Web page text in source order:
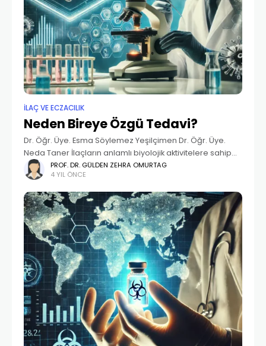
İLAÇ VE ECZACILIK
Neden Bireye Özgü Tedavi?
Dr. Öğr. Üye. Esma Söylemez Yeşilçimen Dr. Öğr. Üye.
Neda Taner İlaçların anlamlı biyolojik aktivitelere sahip
olmaları ve etkinliklerinin yanı sıra güvenirlikleri de
oldukça önemlidir. İlaç endüstrisinde, kullanıma sunulan
yeni
PROF. DR. GÜLDEN ZEHRA OMURTAG
4 YIL ÖNCE